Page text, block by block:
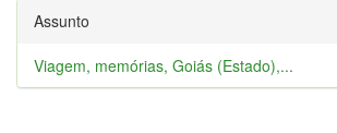
Assunto
Viagem, memórias, Goiás (Estado),...